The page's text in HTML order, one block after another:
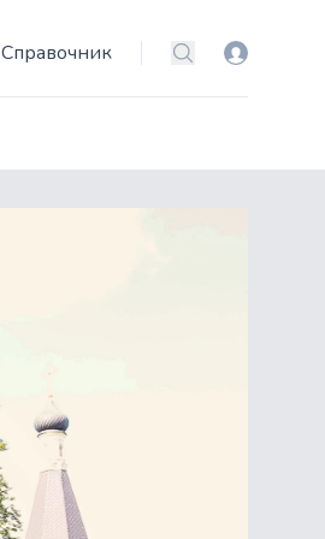
Справочник Поиск Вход